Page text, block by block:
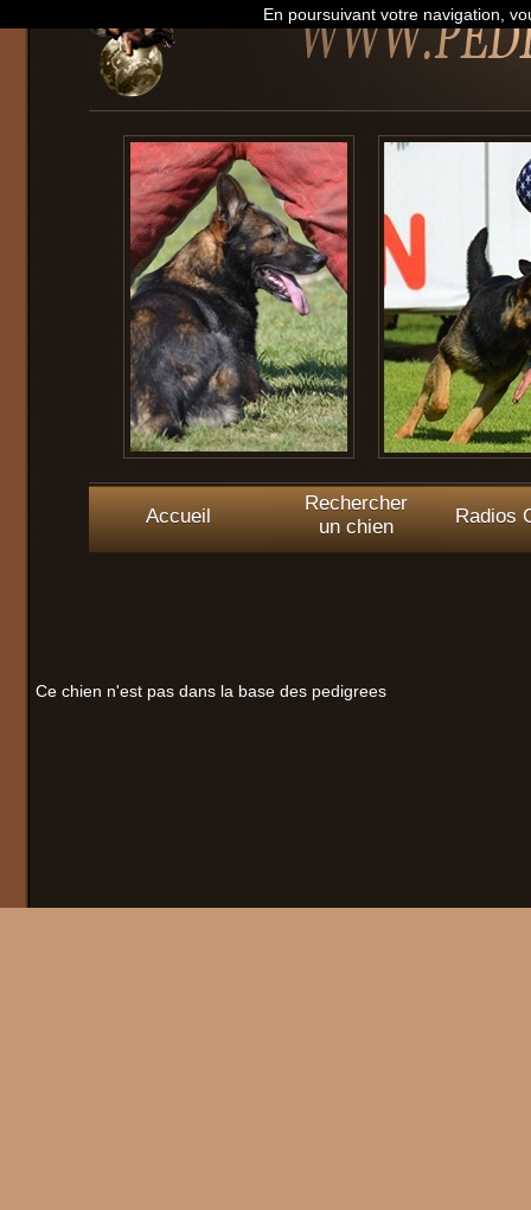
Accueil
Rechercher
un chien
Radios
Ce chien n'est pas dans la base des pedigrees
En poursuivant votre navigation,